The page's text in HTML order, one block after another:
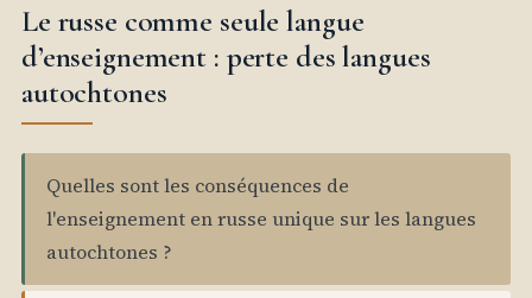
Le russe comme seule langue
d’enseignement : perte des langues
autochtones
Quelles sont les conséquences de
l'enseignement en russe unique sur les langues
autochtones ?